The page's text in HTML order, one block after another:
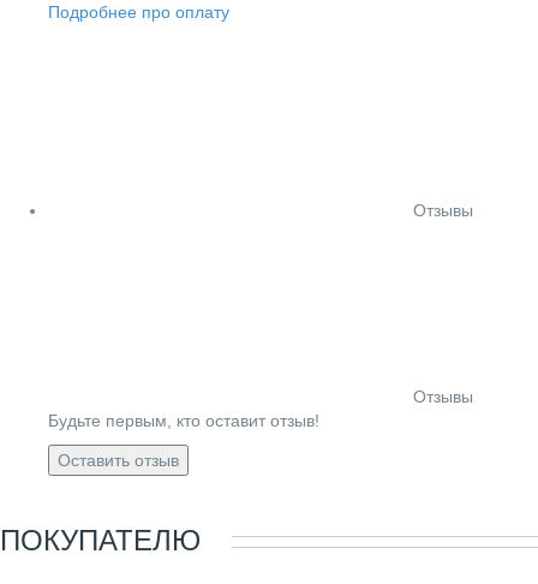
Подробнее про оплату
Отзывы
Отзывы
Будьте первым, кто оставит отзыв!
Оставить отзыв
ПОКУПАТЕЛЮ